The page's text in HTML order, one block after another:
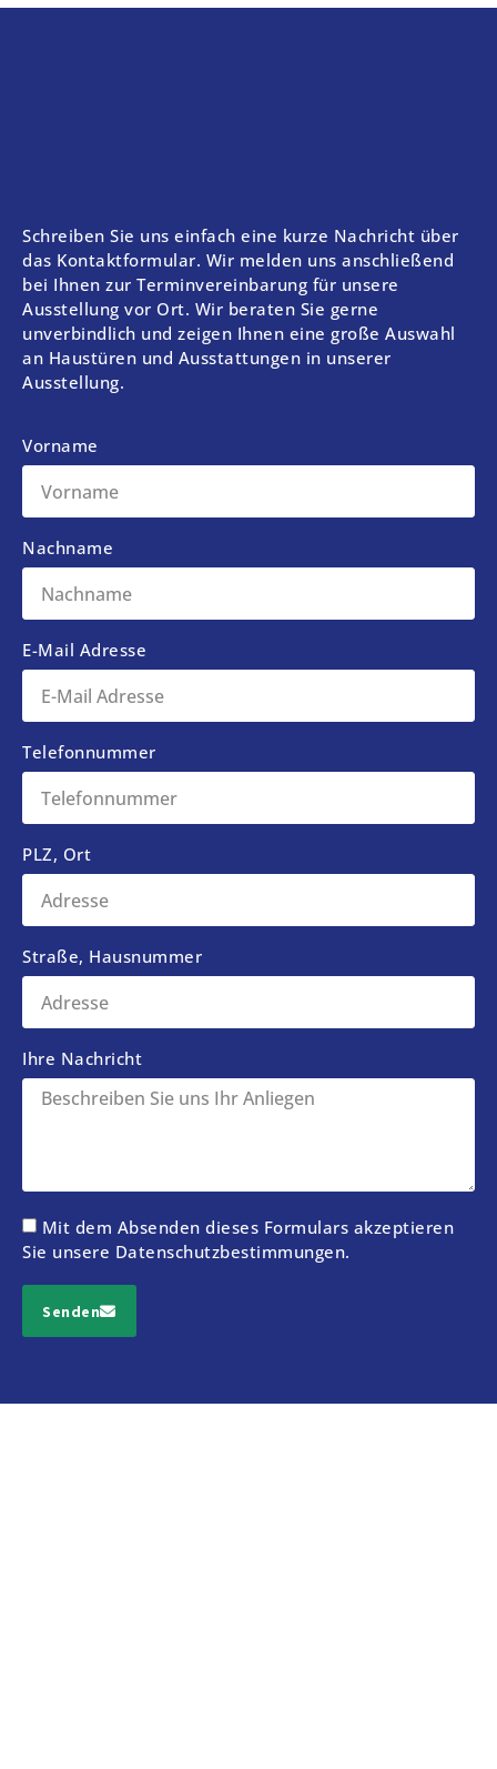
Schreiben Sie uns einfach eine kurze Nachricht über
das Kontaktformular. Wir melden uns anschließend
bei Ihnen zur Terminvereinbarung für unsere
Ausstellung vor Ort. Wir beraten Sie gerne
unverbindlich und zeigen Ihnen eine große Auswahl
an Haustüren und Ausstattungen in unserer
Ausstellung.
Vorname
Nachname
E-Mail Adresse
Telefonnummer
PLZ, Ort
Straße, Hausnummer
Ihre Nachricht
Mit dem Absenden dieses Formulars akzeptieren
Sie unsere Datenschutzbestimmungen.
Senden